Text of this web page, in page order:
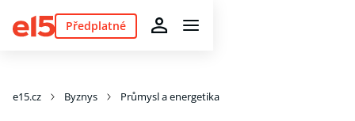
Předplatné
e15.cz Byznys Průmysl a energetika